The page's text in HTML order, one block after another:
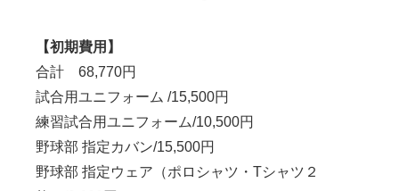
【初期費用】
合計 68,770円
試合用ユニフォーム /15,500円
練習試合用ユニフォーム/10,500円
野球部 指定カバン/15,500円
野球部 指定ウェア（ポロシャツ・ Tシャツ２